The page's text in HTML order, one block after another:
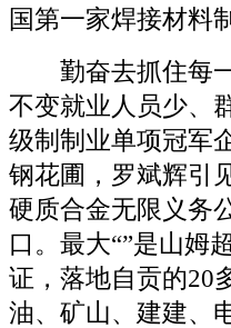
国第一家焊接材料
勤奋去抓住每一
不变就业人员少、
级制制业单项冠军
钢花圃，罗斌辉引
硬质合金无限义务
口。最大“”是山姆
证，落地自贡的20
油、矿山、建建、